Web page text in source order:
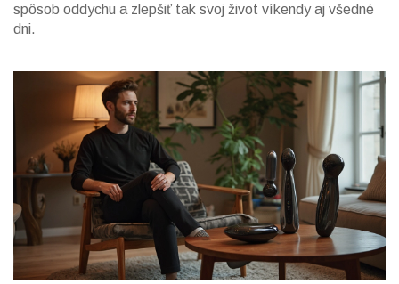
spôsob oddychu a zlepšiť tak svoj život víkendy aj všedné
dni.